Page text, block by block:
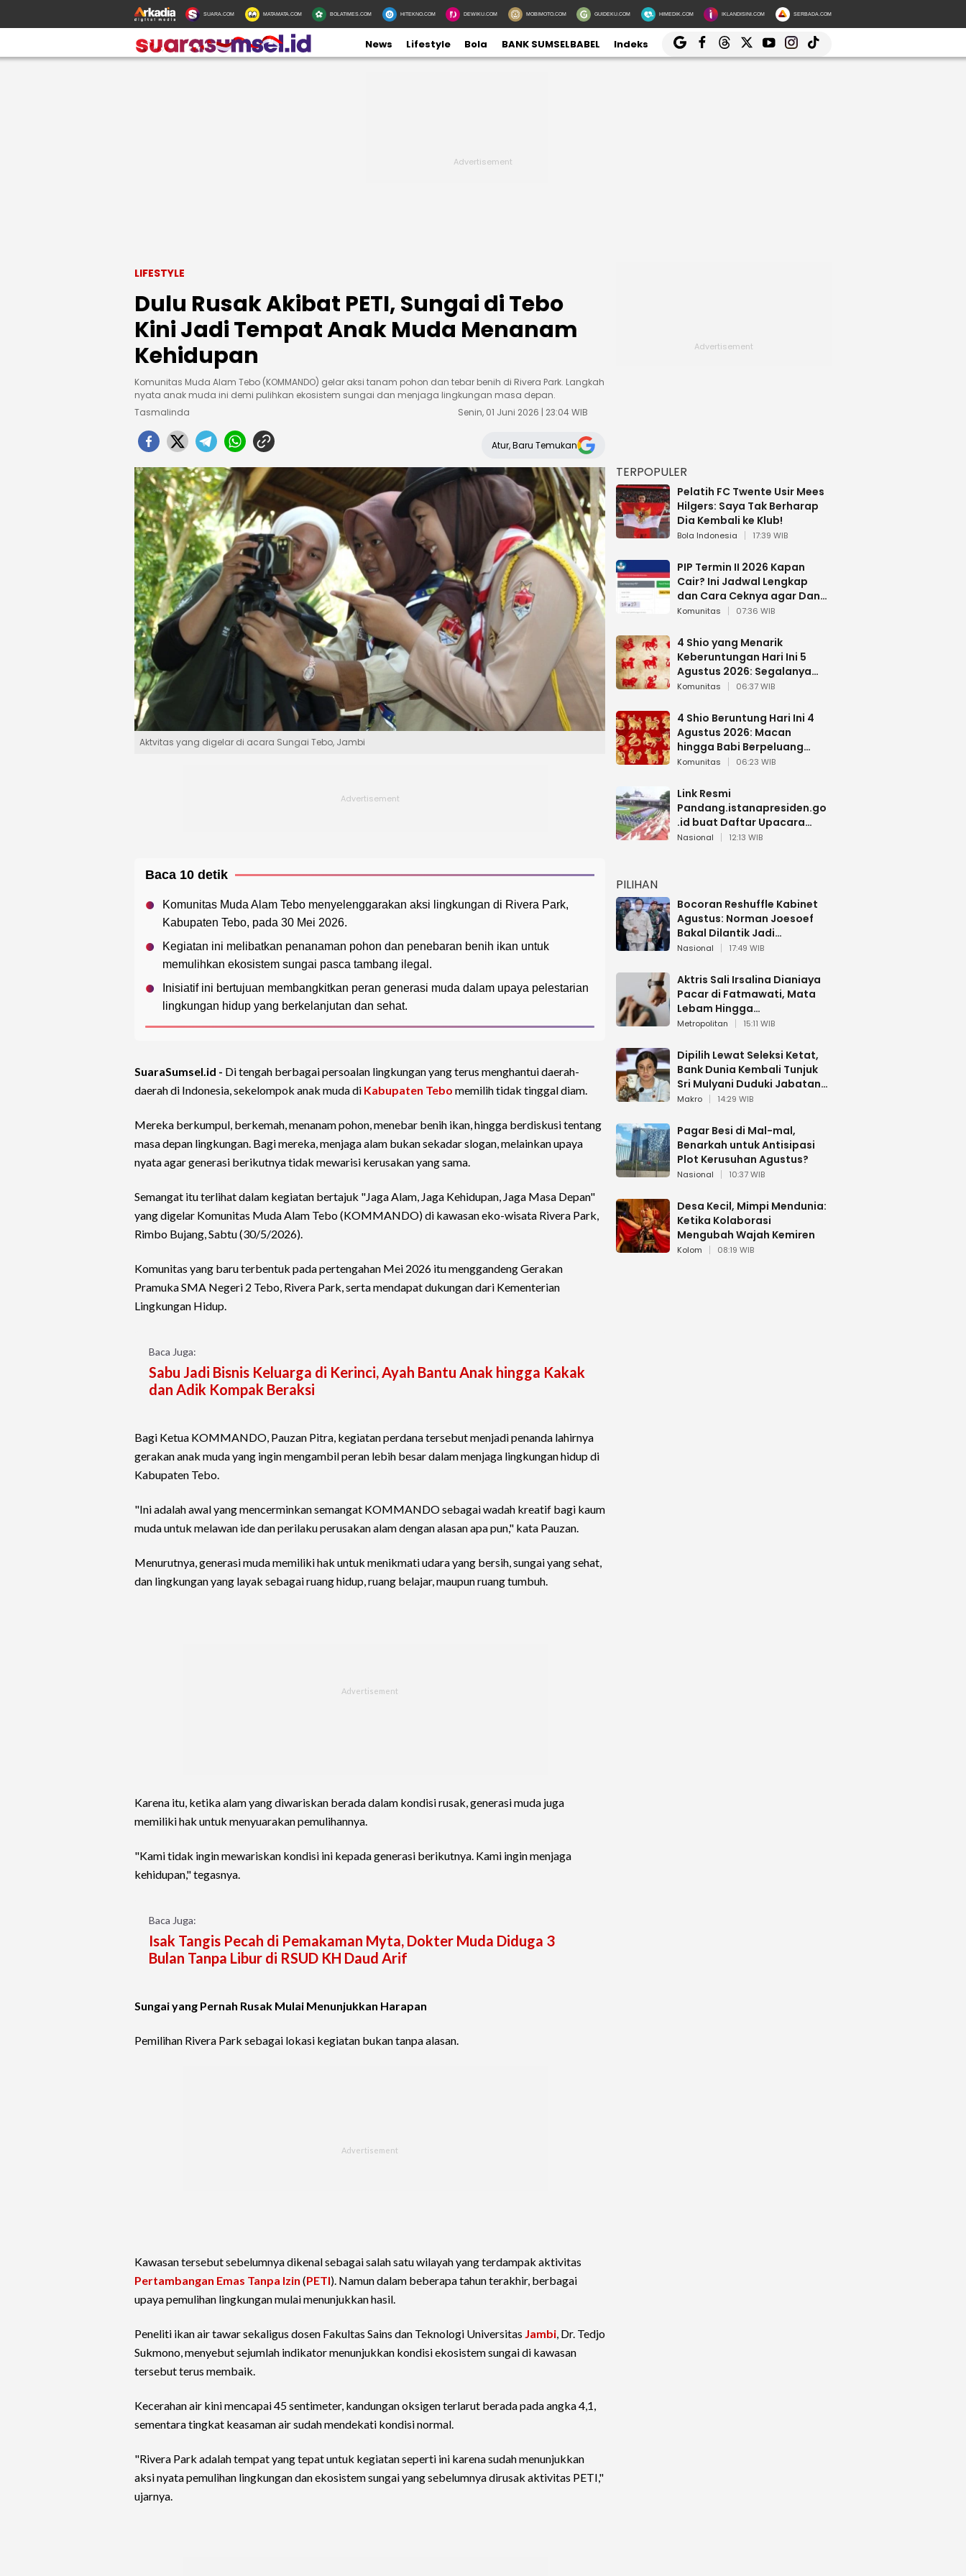
SUARA.COM MATAMATA.COM BOLATIMES.COM HITEKNO.COM DEWIKU.COM MOBIMOTO.COM GUIDEKU.COM HIMEDIK.COM IKLANDISINI.COM SERBADA.COM
News Lifestyle Bola BANK SUMSELBABEL Indeks
LIFESTYLE
Dulu Rusak Akibat PETI, Sungai di Tebo
Kini Jadi Tempat Anak Muda Menanam
Kehidupan
Komunitas Muda Alam Tebo (KOMMANDO) gelar aksi tanam pohon dan tebar benih di Rivera Park. Langkah
nyata anak muda ini demi pulihkan ekosistem sungai dan menjaga lingkungan masa depan.
Tasmalinda
Senin, 01 Juni 2026 | 23:04 WIB
Atur, Baru Temukan
Aktvitas yang digelar di acara Sungai Tebo, Jambi
Baca 10 detik
Komunitas Muda Alam Tebo menyelenggarakan aksi lingkungan di Rivera Park,
Kabupaten Tebo, pada 30 Mei 2026.
Kegiatan ini melibatkan penanaman pohon dan penebaran benih ikan untuk
memulihkan ekosistem sungai pasca tambang ilegal.
Inisiatif ini bertujuan membangkitkan peran generasi muda dalam upaya pelestarian
lingkungan hidup yang berkelanjutan dan sehat.
SuaraSumsel.id - Di tengah berbagai persoalan lingkungan yang terus menghantui daerah-
daerah di Indonesia, sekelompok anak muda di Kabupaten Tebo memilih tidak tinggal diam.
Mereka berkumpul, berkemah, menanam pohon, menebar benih ikan, hingga berdiskusi tentang
masa depan lingkungan. Bagi mereka, menjaga alam bukan sekadar slogan, melainkan upaya
nyata agar generasi berikutnya tidak mewarisi kerusakan yang sama.
Semangat itu terlihat dalam kegiatan bertajuk "Jaga Alam, Jaga Kehidupan, Jaga Masa Depan"
yang digelar Komunitas Muda Alam Tebo (KOMMANDO) di kawasan eko-wisata Rivera Park,
Rimbo Bujang, Sabtu (30/5/2026).
Komunitas yang baru terbentuk pada pertengahan Mei 2026 itu menggandeng Gerakan
Pramuka SMA Negeri 2 Tebo, Rivera Park, serta mendapat dukungan dari Kementerian
Lingkungan Hidup.
Baca Juga:
Sabu Jadi Bisnis Keluarga di Kerinci, Ayah Bantu Anak hingga Kakak
dan Adik Kompak Beraksi
Bagi Ketua KOMMANDO, Pauzan Pitra, kegiatan perdana tersebut menjadi penanda lahirnya
gerakan anak muda yang ingin mengambil peran lebih besar dalam menjaga lingkungan hidup di
Kabupaten Tebo.
"Ini adalah awal yang mencerminkan semangat KOMMANDO sebagai wadah kreatif bagi kaum
muda untuk melawan ide dan perilaku perusakan alam dengan alasan apa pun," kata Pauzan.
Menurutnya, generasi muda memiliki hak untuk menikmati udara yang bersih, sungai yang sehat,
dan lingkungan yang layak sebagai ruang hidup, ruang belajar, maupun ruang tumbuh.
Karena itu, ketika alam yang diwariskan berada dalam kondisi rusak, generasi muda juga
memiliki hak untuk menyuarakan pemulihannya.
"Kami tidak ingin mewariskan kondisi ini kepada generasi berikutnya. Kami ingin menjaga
kehidupan," tegasnya.
Baca Juga:
Isak Tangis Pecah di Pemakaman Myta, Dokter Muda Diduga 3
Bulan Tanpa Libur di RSUD KH Daud Arif
Sungai yang Pernah Rusak Mulai Menunjukkan Harapan
Pemilihan Rivera Park sebagai lokasi kegiatan bukan tanpa alasan.
Kawasan tersebut sebelumnya dikenal sebagai salah satu wilayah yang terdampak aktivitas
Pertambangan Emas Tanpa Izin (PETI). Namun dalam beberapa tahun terakhir, berbagai
upaya pemulihan lingkungan mulai menunjukkan hasil.
Peneliti ikan air tawar sekaligus dosen Fakultas Sains dan Teknologi Universitas Jambi, Dr. Tedjo
Sukmono, menyebut sejumlah indikator menunjukkan kondisi ekosistem sungai di kawasan
tersebut terus membaik.
Kecerahan air kini mencapai 45 sentimeter, kandungan oksigen terlarut berada pada angka 4,1,
sementara tingkat keasaman air sudah mendekati kondisi normal.
"Rivera Park adalah tempat yang tepat untuk kegiatan seperti ini karena sudah menunjukkan
aksi nyata pemulihan lingkungan dan ekosistem sungai yang sebelumnya dirusak aktivitas PETI,"
ujarnya.
TERPOPULER
Pelatih FC Twente Usir Mees
Hilgers: Saya Tak Berharap
Dia Kembali ke Klub!
Bola Indonesia 17:39 WIB
PIP Termin II 2026 Kapan
Cair? Ini Jadwal Lengkap
dan Cara Ceknya agar Dana
Tidak Hangus!
Komunitas 07:36 WIB
4 Shio yang Menarik
Keberuntungan Hari Ini 5
Agustus 2026: Segalanya
Berjalan Lancar
Komunitas 06:37 WIB
4 Shio Beruntung Hari Ini 4
Agustus 2026: Macan
hingga Babi Berpeluang
Dapat Kabar Baik
Komunitas 06:23 WIB
Link Resmi
Pandang.istanapresiden.go
.id buat Daftar Upacara
Bendera HUT RI di Istana
Nasional 12:13 WIB
PILIHAN
Bocoran Reshuffle Kabinet
Agustus: Norman Joesoef
Bakal Dilantik Jadi
Wamenhan RI
Nasional 17:49 WIB
Aktris Sali Irsalina Dianiaya
Pacar di Fatmawati, Mata
Lebam Hingga
Diselamatkan Polantas
Metropolitan 15:11 WIB
Dipilih Lewat Seleksi Ketat,
Bank Dunia Kembali Tunjuk
Sri Mulyani Duduki Jabatan
Strategis
Makro 14:29 WIB
Pagar Besi di Mal-mal,
Benarkah untuk Antisipasi
Plot Kerusuhan Agustus?
Nasional 10:37 WIB
Desa Kecil, Mimpi Mendunia:
Ketika Kolaborasi
Mengubah Wajah Kemiren
Kolom 08:19 WIB